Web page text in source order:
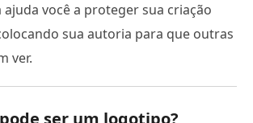
ajuda você a proteger sua criação
sua autoria para que outras
ver.